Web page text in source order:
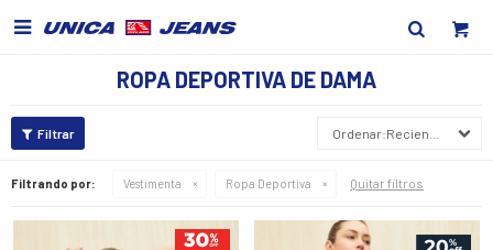

ROPA DEPORTIVA DE DAMA
Recientes
Filtrando por: Vestimenta Ropa Deportiva Quitar filtros